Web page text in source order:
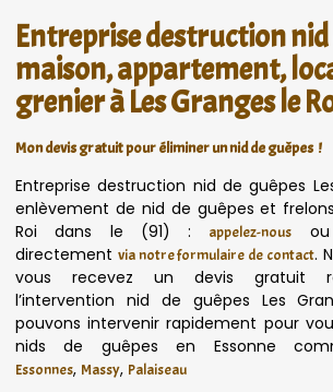
Entreprise destruction nid
maison, appartement,
grenier à Les Granges le
Mon devis gratuit pour éliminer un nid de guêpes !
Entreprise destruction nid de guêpes
enlèvement de nid de guêpes et
Roi dans le (91) :
appelez-nous
ou
directement via notre formulaire de contact.
vous recevez un devis gratuit
l’intervention nid de guêpes Les
pouvons intervenir rapidement pour
nids de guêpes en Essonne
Essonnes, Massy, Palaiseau